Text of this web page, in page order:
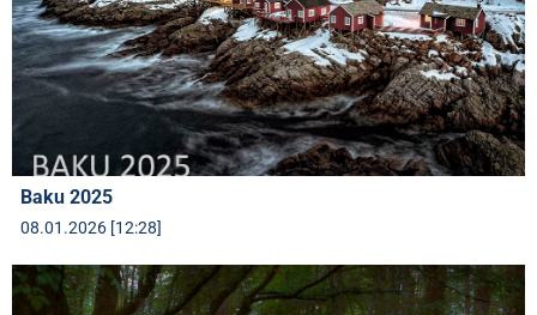
Baku 2025
08.01.2026 [12:28]